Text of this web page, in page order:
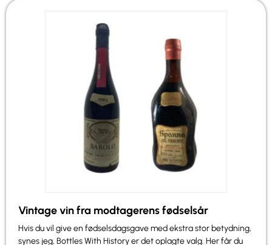
Vintage vin fra modtagerens fødselsår
Hvis du vil give en fødselsdagsgave med ekstra stor betydning,
synes jeg, Bottles With History er det oplagte valg. Her får du